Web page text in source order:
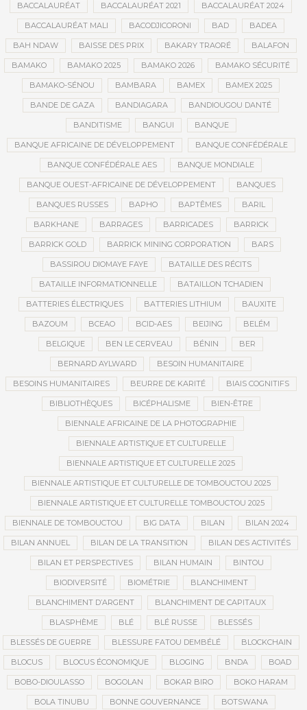
BACCALAURÉAT BACCALAURÉAT 2021 BACCALAURÉAT 2024
BACCALAURÉAT MALI BACODJICORONI BAD BADEA
BAH NDAW BAISSE DES PRIX BAKARY TRAORÉ BALAFON
BAMAKO BAMAKO 2025 BAMAKO 2026 BAMAKO SÉCURITÉ
BAMAKO-SÉNOU BAMBARA BAMEX BAMEX 2025
BANDE DE GAZA BANDIAGARA BANDIOUGOU DANTÉ
BANDITISME BANGUI BANQUE
BANQUE AFRICAINE DE DÉVELOPPEMENT BANQUE CONFÉDÉRALE
BANQUE CONFÉDÉRALE AES BANQUE MONDIALE
BANQUE OUEST-AFRICAINE DE DÉVELOPPEMENT BANQUES
BANQUES RUSSES BAPHO BAPTÊMES BARIL
BARKHANE BARRAGES BARRICADES BARRICK
BARRICK GOLD BARRICK MINING CORPORATION BARS
BASSIROU DIOMAYE FAYE BATAILLE DES RÉCITS
BATAILLE INFORMATIONNELLE BATAILLON TCHADIEN
BATTERIES ÉLECTRIQUES BATTERIES LITHIUM BAUXITE
BAZOUM BCEAO BCID-AES BEIJING BELÉM
BELGIQUE BEN LE CERVEAU BÉNIN BER
BERNARD AYLWARD BESOIN HUMANITAIRE
BESOINS HUMANITAIRES BEURRE DE KARITÉ BIAIS COGNITIFS
BIBLIOTHÈQUES BICÉPHALISME BIEN-ÊTRE
BIENNALE AFRICAINE DE LA PHOTOGRAPHIE
BIENNALE ARTISTIQUE ET CULTURELLE
BIENNALE ARTISTIQUE ET CULTURELLE 2025
BIENNALE ARTISTIQUE ET CULTURELLE DE TOMBOUCTOU 2025
BIENNALE ARTISTIQUE ET CULTURELLE TOMBOUCTOU 2025
BIENNALE DE TOMBOUCTOU BIG DATA BILAN BILAN 2024
BILAN ANNUEL BILAN DE LA TRANSITION BILAN DES ACTIVITÉS
BILAN ET PERSPECTIVES BILAN HUMAIN BINTOU
BIODIVERSITÉ BIOMÉTRIE BLANCHIMENT
BLANCHIMENT D’ARGENT BLANCHIMENT DE CAPITAUX
BLASPHÈME BLÉ BLÉ RUSSE BLESSÉS
BLESSÉS DE GUERRE BLESSURE FATOU DEMBÉLÉ BLOCKCHAIN
BLOCUS BLOCUS ÉCONOMIQUE BLOGING BNDA BOAD
BOBO-DIOULASSO BOGOLAN BOKAR BIRO BOKO HARAM
BOLA TINUBU BONNE GOUVERNANCE BOTSWANA